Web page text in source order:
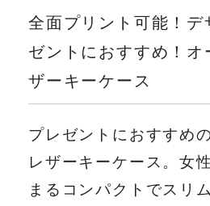
全面プリント可能！
ゼントにおすすめ！
ザーキーケース
プレゼントにおすすめ
レザーキーケース。女
まるコンパクトでスリ